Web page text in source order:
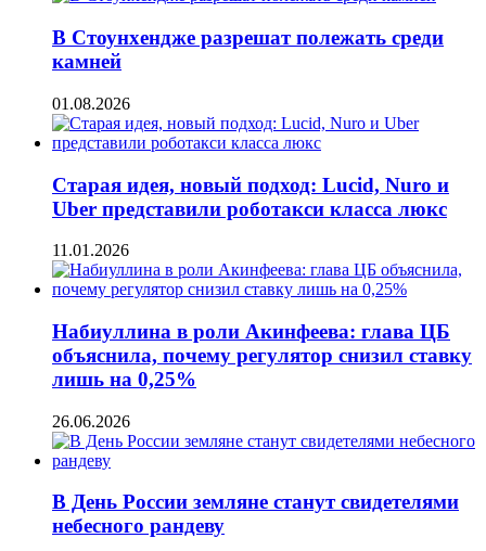
В Стоунхендже разрешат полежать среди
камней
01.08.2026
Старая идея, новый подход: Lucid, Nuro и
Uber представили роботакси класса люкс
11.01.2026
Набиуллина в роли Акинфеева: глава ЦБ
объяснила, почему регулятор снизил ставку
лишь на 0,25%
26.06.2026
В День России земляне станут свидетелями
небесного рандеву